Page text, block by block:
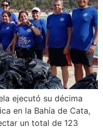
ejecutó su décima
en la Bahía de Cata,
un total de 123